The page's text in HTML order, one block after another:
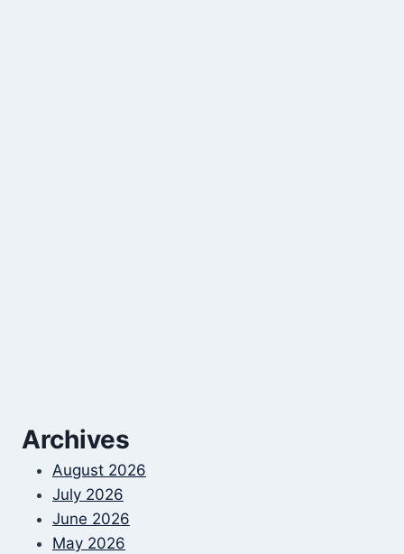
Archives
August 2026
July 2026
June 2026
May 2026